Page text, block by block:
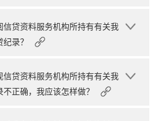
信贷资料服务机构所持有有关我
录？
信贷资料服务机构所持有有关我
不正确，我应该怎样做？